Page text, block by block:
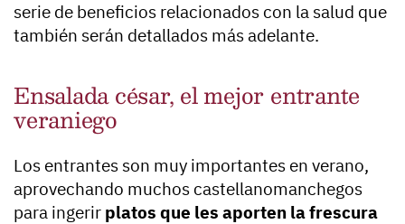
serie de beneficios relacionados con la salud que
también serán detallados más adelante.
Ensalada césar, el mejor entrante
veraniego
Los entrantes son muy importantes en verano,
aprovechando muchos castellanomanchegos
para ingerir platos que les aporten la frescura